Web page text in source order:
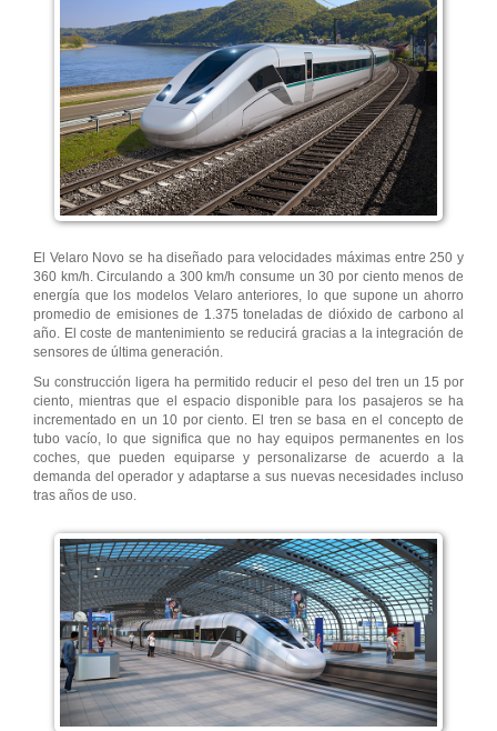
El Velaro Novo se ha diseñado para velocidades máximas entre 250 y
360 km/h. Circulando a 300 km/h consume un 30 por ciento menos de
energía que los modelos Velaro anteriores, lo que supone un ahorro
promedio de emisiones de 1.375 toneladas de dióxido de carbono al
año. El coste de mantenimiento se reducirá gracias a la integración de
sensores de última generación.
Su construcción ligera ha permitido reducir el peso del tren un 15 por
ciento, mientras que el espacio disponible para los pasajeros se ha
incrementado en un 10 por ciento. El tren se basa en el concepto de
tubo vacío, lo que significa que no hay equipos permanentes en los
coches, que pueden equiparse y personalizarse de acuerdo a la
demanda del operador y adaptarse a sus nuevas necesidades incluso
tras años de uso.